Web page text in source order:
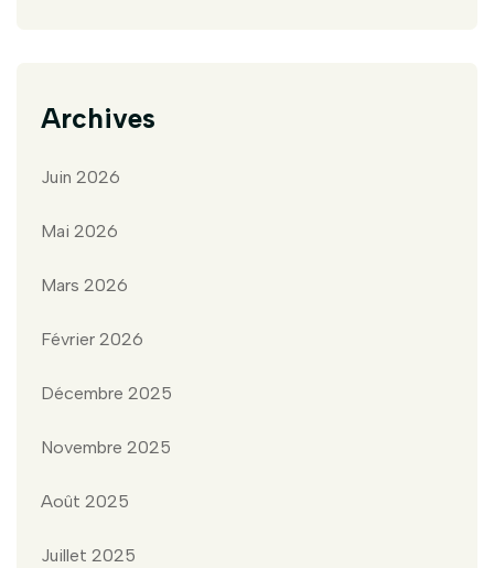
Archives
Juin 2026
Mai 2026
Mars 2026
Février 2026
Décembre 2025
Novembre 2025
Août 2025
Juillet 2025